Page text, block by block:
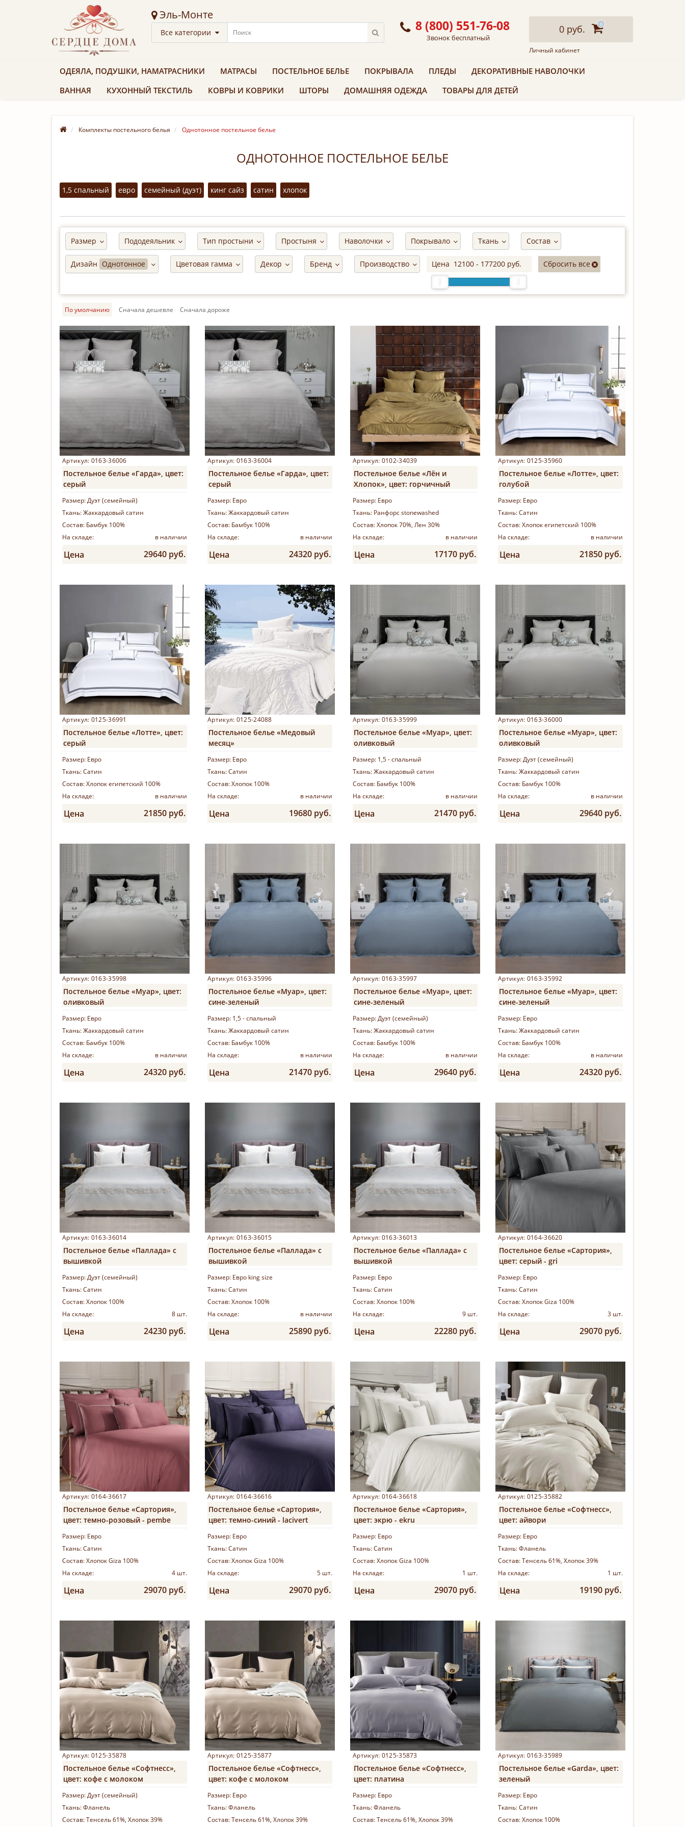
Эль-Монте
Все категории 8 (800) 551-76-08
Звонок бесплатный
0 руб. 0
Личный кабинет
ОДЕЯЛА, ПОДУШКИ, НАМАТРАСНИКИ МАТРАСЫ ПОСТЕЛЬНОЕ БЕЛЬЕ ПОКРЫВАЛА ПЛЕДЫ
ДЕКОРАТИВНЫЕ НАВОЛОЧКИ
ВАННАЯ
КУХОННЫЙ ТЕКСТИЛЬ КОВРЫ И КОВРИКИ ШТОРЫ ДОМАШНЯЯ ОДЕЖДА ТОВАРЫ ДЛЯ ДЕТЕЙ
Комплекты постельного белья Однотонное постельное белье
ОДНОТОННОЕ ПОСТЕЛЬНОЕ БЕЛЬЕ
1,5 спальный евро семейный (дуэт) кинг сайз сатин хлопок
Размер Пододеяльник Тип простыни Простыня Наволочки Покрывало Ткань Состав
Дизайн Однотонное Цветовая гамма Декор Бренд Производство Цена 12100 - 177200 руб. Сбросить все
По умолчанию Cначала дешевле Cначала дороже
Артикул: 0163-36006
Постельное белье «Гарда», цвет:
серый
Размер:Дуэт (семейный)
Ткань:Жаккардовый сатин
Состав: Бамбук 100%
На складе:
в наличии
Цена 29640 руб.
Артикул: 0163-36004
Постельное белье «Гарда», цвет:
серый
Размер: Евро
Ткань:Жаккардовый сатин
Состав: Бамбук 100%
На складе:
в наличии
Цена 24320 руб.
Артикул: 0102-34039
Постельное белье «Лён и
Хлопок», цвет: горчичный
Размер: Евро
Ткань: Ранфорс stonewashed
Состав:Хлопок 70%, Лен 30%
На складе:
в наличии
Цена 17170 руб.
Артикул: 0125-35960
Постельное белье «Лотте», цвет:
голубой
Размер: Евро
Ткань:Сатин
Состав:Хлопок египетский 100%
На складе:
в наличии
Цена 21850 руб.
Артикул: 0125-36991
Постельное белье «Лотте», цвет:
серый
Размер: Евро
Ткань:Сатин
Состав:Хлопок египетский 100%
На складе:
в наличии
Цена 21850 руб.
Артикул: 0125-24088
Постельное белье «Медовый
месяц»
Размер: Евро
Ткань:Сатин
Состав:Хлопок 100%
На складе:
в наличии
Цена 19680 руб.
Артикул: 0163-35999
Постельное белье «Муар», цвет:
оливковый
Размер: 1,5 - спальный
Ткань:Жаккардовый сатин
Состав: Бамбук 100%
На складе:
в наличии
Цена 21470 руб.
Артикул: 0163-36000
Постельное белье «Муар», цвет:
оливковый
Размер:Дуэт (семейный)
Ткань:Жаккардовый сатин
Состав: Бамбук 100%
На складе:
в наличии
Цена 29640 руб.
Артикул: 0163-35998
Постельное белье «Муар», цвет:
оливковый
Размер: Евро
Ткань:Жаккардовый сатин
Состав: Бамбук 100%
На складе:
в наличии
Цена 24320 руб.
Артикул: 0163-35996
Постельное белье «Муар», цвет:
сине-зеленый
Размер: 1,5 - спальный
Ткань:Жаккардовый сатин
Состав: Бамбук 100%
На складе:
в наличии
Цена 21470 руб.
Артикул: 0163-35997
Постельное белье «Муар», цвет:
сине-зеленый
Размер:Дуэт (семейный)
Ткань:Жаккардовый сатин
Состав: Бамбук 100%
На складе:
в наличии
Цена 29640 руб.
Артикул: 0163-35992
Постельное белье «Муар», цвет:
сине-зеленый
Размер: Евро
Ткань:Жаккардовый сатин
Состав: Бамбук 100%
На складе:
в наличии
Цена 24320 руб.
Артикул: 0163-36014
Постельное белье «Паллада» с
вышивкой
Размер:Дуэт (семейный)
Ткань:Сатин
Состав:Хлопок 100%
На складе:
8 шт.
Цена 24230 руб.
Артикул: 0163-36015
Постельное белье «Паллада» с
вышивкой
Размер: Евро king size
Ткань:Сатин
Состав:Хлопок 100%
На складе:
в наличии
Цена 25890 руб.
Артикул: 0163-36013
Постельное белье «Паллада» с
вышивкой
Размер: Евро
Ткань:Сатин
Состав:Хлопок 100%
На складе:
9 шт.
Цена 22280 руб.
Артикул: 0164-36620
Постельное белье «Сартория»,
цвет: серый - gri
Размер: Евро
Ткань:Сатин
Состав:Хлопок Giza 100%
На складе:
3 шт.
Цена 29070 руб.
Артикул: 0164-36617
Постельное белье «Сартория»,
цвет: темно-розовый - pembe
Размер: Евро
Ткань:Сатин
Состав:Хлопок Giza 100%
На складе:
4 шт.
Цена 29070 руб.
Артикул: 0164-36616
Постельное белье «Сартория»,
цвет: темно-синий - lacivert
Размер: Евро
Ткань:Сатин
Состав:Хлопок Giza 100%
На складе:
5 шт.
Цена 29070 руб.
Артикул: 0164-36618
Постельное белье «Сартория»,
цвет: экрю - ekru
Размер: Евро
Ткань:Сатин
Состав:Хлопок Giza 100%
На складе:
1 шт.
Цена 29070 руб.
Артикул: 0125-35882
Постельное белье «Софтнесс»,
цвет: айвори
Размер: Евро
Ткань:Фланель
Состав:Тенсель 61%, Хлопок 39%
На складе:
1 шт.
Цена 19190 руб.
Артикул: 0125-35878
Постельное белье «Софтнесс»,
цвет: кофе с молоком
Размер:Дуэт (семейный)
Ткань:Фланель
Состав:Тенсель 61%, Хлопок 39%
Артикул: 0125-35877
Постельное белье «Софтнесс»,
цвет: кофе с молоком
Размер: Евро
Ткань:Фланель
Состав:Тенсель 61%, Хлопок 39%
Артикул: 0125-35873
Постельное белье «Софтнесс»,
цвет: платина
Размер: Евро
Ткань:Фланель
Состав:Тенсель 61%, Хлопок 39%
Артикул: 0163-35989
Постельное белье «Garda», цвет:
зеленый
Размер: Евро
Ткань:Сатин
Состав:Хлопок 100%